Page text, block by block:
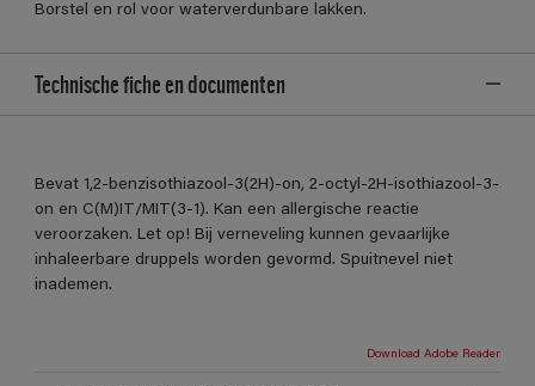
Borstel en rol voor waterverdunbare lakken.
Technische fiche en documenten
Bevat 1,2-benzisothiazool-3(2H)-on, 2-octyl-2H-isothiazool-3-
on en C(M)IT/MIT(3-1). Kan een allergische reactie
veroorzaken. Let op! Bij verneveling kunnen gevaarlijke
inhaleerbare druppels worden gevormd. Spuitnevel niet
inademen.
Download Adobe Reader